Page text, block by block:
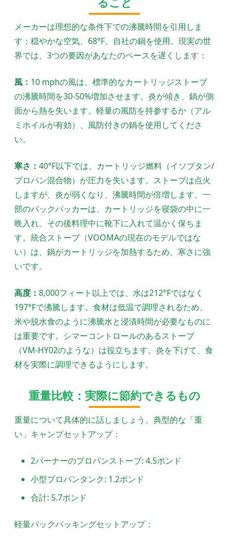
メーカーは理想的な条件下での沸騰時間を引用しま
す：穏やかな空気、68°F、自社の鍋を使用。現実の世
界では、3つの要因があなたのペースを遅くします：
風： 10 mphの風は、標準的なカートリッジストーブ
の沸騰時間を30-50%増加させます。炎が傾き、鍋が側
面から熱を失います。軽量の風防を持参するか（アル
ミホイルが有効）、風防付きの鍋を使用してくださ
い。
寒さ： 40°F以下では、カートリッジ燃料（イソブタン/
プロパン混合物）が圧力を失います。ストーブは点火
しますが、炎が弱くなり、沸騰時間が倍増します。一
部のバックパッカーは、カートリッジを寝袋の中に一
晩入れ、その後料理中に靴下に入れて温かく保ちま
す。統合ストーブ（VOOMAの現在のモデルではな
い）は、鍋がカートリッジを加熱するため、寒さに強
いです。
高度： 8,000フィート以上では、水は212°Fではなく
197°Fで沸騰します。食材は低温で調理されるため、
米や脱水食のように沸騰水と浸漬時間が必要なものに
は重要です。シマーコントロールのあるストーブ
（VM-HY02のような）は役立ちます。炎を下げて、食
材を実際に調理できるようにします。
重量比較：実際に節約できるもの
重量について具体的に話しましょう。典型的な「重
い」キャンプセットアップ：
2バーナーのプロパンストーブ: 4.5ポンド
小型プロパンタンク: 1.2ポンド
合計: 5.7ポンド
軽量バックパッキングセットアップ：